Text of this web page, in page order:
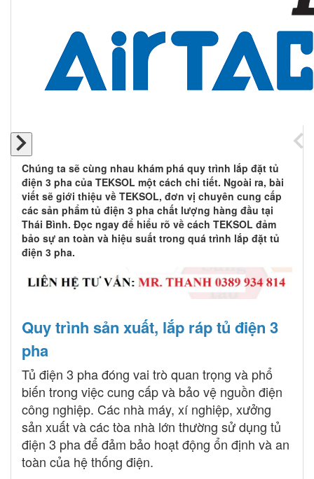
Chúng ta sẽ cùng nhau khám phá quy trình lắp đặt tủ
điện 3 pha của TEKSOL một cách chi tiết. Ngoài ra, bài
viết sẽ giới thiệu về TEKSOL, đơn vị chuyên cung cấp
các sản phẩm tủ điện 3 pha chất lượng hàng đầu tại
Thái Bình. Đọc ngay để hiểu rõ về cách TEKSOL đảm
bảo sự an toàn và hiệu suất trong quá trình lắp đặt tủ
điện 3 pha.
Quy trình sản xuất, lắp ráp tủ điện 3
pha
Tủ điện 3 pha đóng vai trò quan trọng và phổ
biến trong việc cung cấp và bảo vệ nguồn điện
công nghiệp. Các nhà máy, xí nghiệp, xưởng
sản xuất và các tòa nhà lớn thường sử dụng tủ
điện 3 pha để đảm bảo hoạt động ổn định và an
toàn của hệ thống điện.